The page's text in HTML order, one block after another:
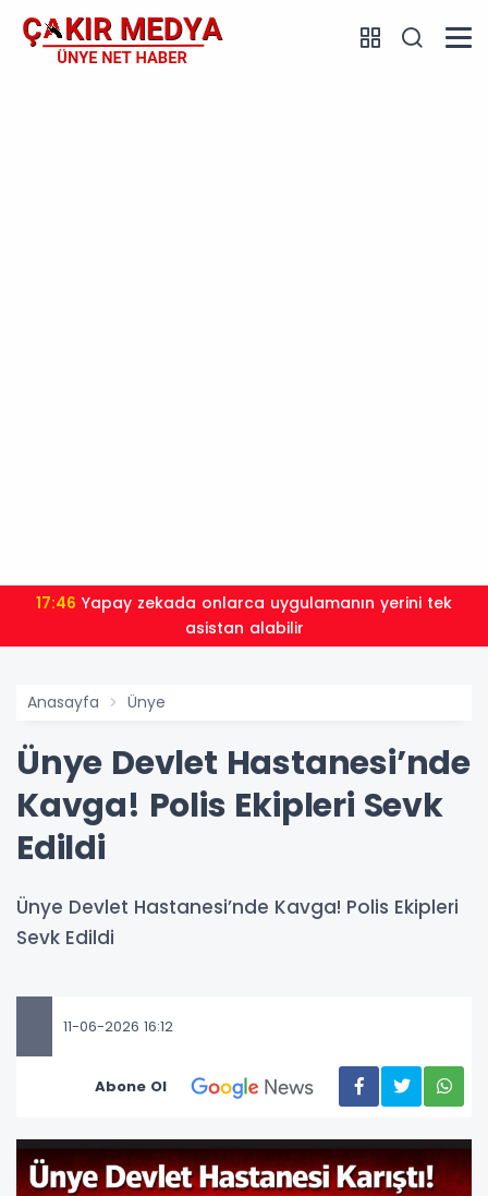
17:46
asistan alabilir
Anasayfa Ünye
Ünye Devlet Hastanesi’nde
Kavga! Polis Ekipleri Sevk
Edildi
Ünye Devlet Hastanesi’nde Kavga! Polis Ekipleri
Sevk Edildi
11-06-2026 16:12
Abone Ol